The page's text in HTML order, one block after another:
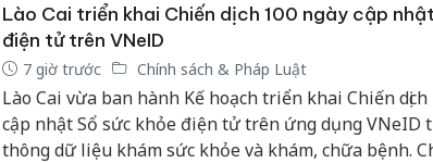
Lào Cai triển khai Chiến dịch 100 ngày cập
điện tử trên VNeID
7 giờ trước Chính sách & Pháp Luật
Lào Cai vừa ban hành Kế hoạch triển khai Chiến
cập nhật Sổ sức khỏe điện tử trên ứng dụng VNeID
thông dữ liệu khám sức khỏe và khám, chữa bệnh.